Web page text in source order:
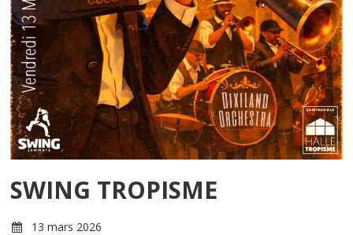
SWING TROPISME
13 mars 2026